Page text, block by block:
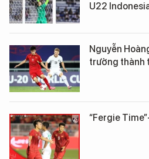
U22
Nguyễn
trưởng thành
“Fergie